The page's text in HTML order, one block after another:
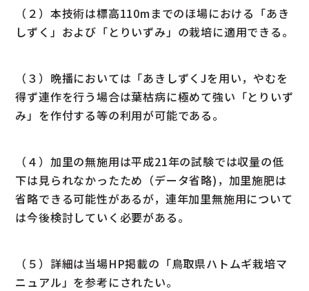
（２）本技術は標高110mまでのほ場における「あき
しずく」および「とりいずみ」の栽培に適用できる。
（３）晩播においては「あきしずくJを用い，やむを
得ず連作を行う場合は葉枯病に極めて強い「とりいず
み」を作付する等の利用が可能である。
（４）加里の無施用は平成21年の試験では収量の低
下は見られなかったため（データ省略)，加里施肥は
省略できる可能性があるが，連年加里無施用について
は今後検討していく必要がある。
（５）詳細は当場HP掲載の「鳥取県ハトムギ栽培マ
ニュアル」を参考にされたい。